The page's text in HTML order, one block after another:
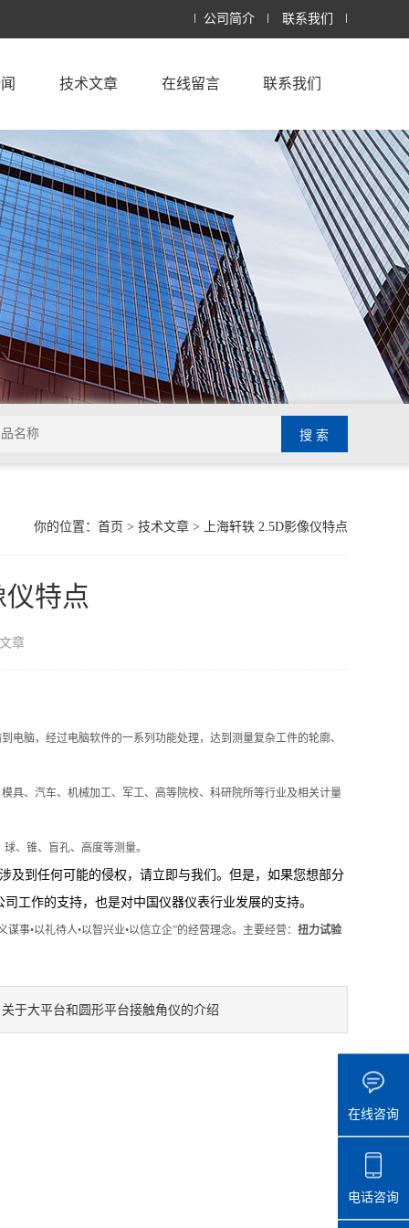
公司简介 联系我们
技术文章 在线留言 联系我们
你的位置： 首页 > 技术文章> 上海轩轶 2.5D影像仪特点
特点
章
脑，经过电脑软件的一系列功能处理，达到测量复杂工件的轮廓、
具、汽车、机械加工、军工、高等院校、科研院所等行业及相关计量
、锥、盲孔、高度等测量。
及到任何可能的侵权，请立即与我们。但是，如果您想部分
工作的支持，也是对中国仪器仪表行业发展的支持。
事•以礼待人•以智兴业•以信立企”的经营理念。主要经营： 扭力试验
关于大平台和圆形平台接触角仪的介绍
在线咨询
电话咨询